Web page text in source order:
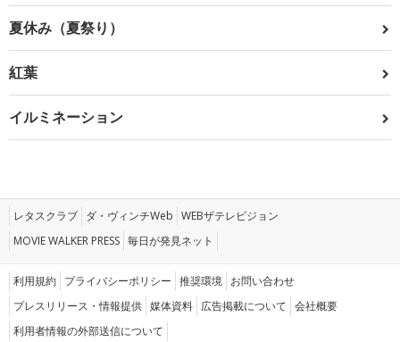
夏休み（夏祭り）
紅葉
イルミネーション
レタスクラブ ダ・ヴィンチWeb WEBザテレビジョン
MOVIE WALKER PRESS 毎日が発見ネット
利用規約 プライバシーポリシー 推奨環境 お問い合わせ
プレスリリース・情報提供 媒体資料 広告掲載について 会社概要
利用者情報の外部送信について